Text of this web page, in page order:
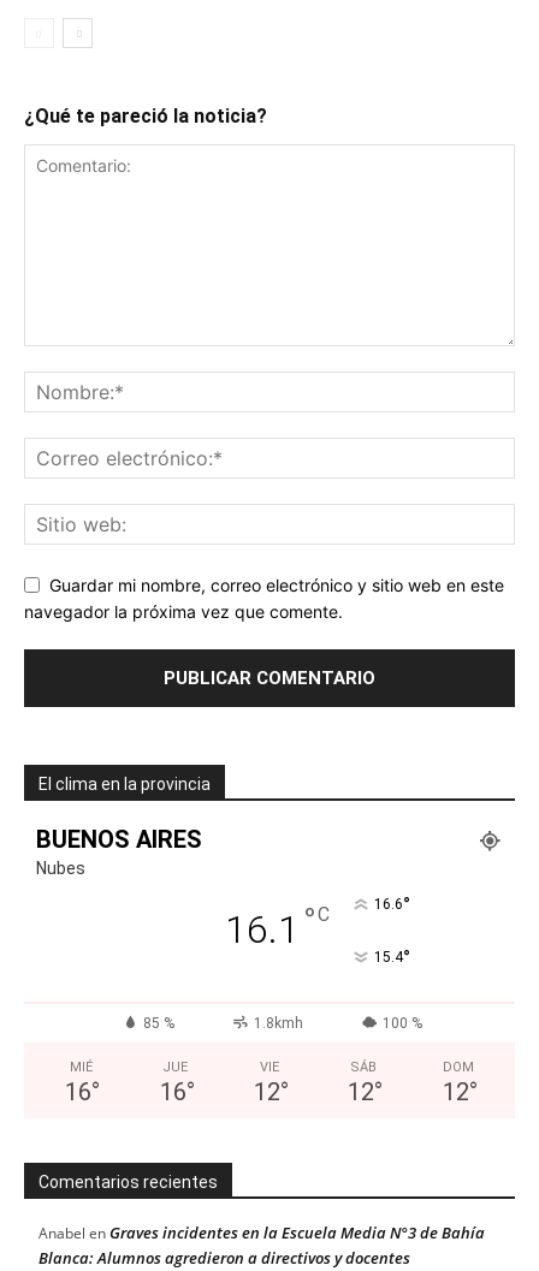
¿Qué te pareció la noticia?
Guardar mi nombre, correo electrónico y sitio web en este
navegador la próxima vez que comente.
El clima en la provincia
BUENOS AIRES
Nubes
16.1 °C 16.6°
15.4°
85 % 1.8kmh 100 %
MIÉ
16°
JUE
16°
VIE
12°
SÁB
12°
DOM
12°
Comentarios recientes
Anabel enGraves incidentes en la Escuela Media N°3 de Bahía
Blanca: Alumnos agredieron a directivos y docentes